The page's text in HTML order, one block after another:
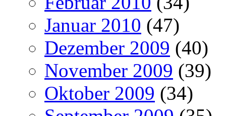
Januar 2010 (47)
Dezember 2009 (40)
November 2009 (39)
Oktober 2009 (34)